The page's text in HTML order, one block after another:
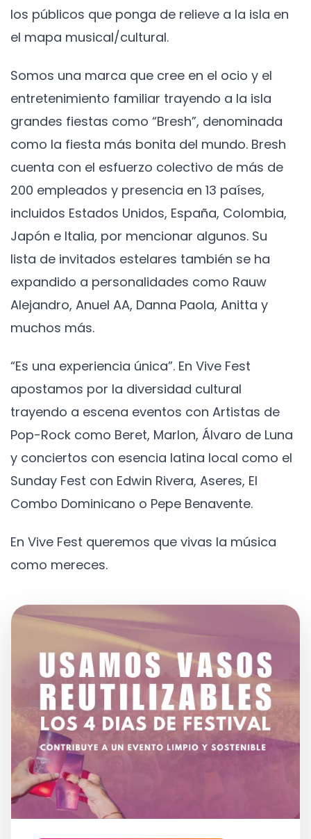
los públicos que ponga de relieve a la isla en
el mapa musical/cultural.
Somos una marca que cree en el ocio y el
entretenimiento familiar trayendo a la isla
grandes fiestas como “Bresh”, denominada
como la fiesta más bonita del mundo. Bresh
cuenta con el esfuerzo colectivo de más de
200 empleados y presencia en 13 países,
incluidos Estados Unidos, España, Colombia,
Japón e Italia, por mencionar algunos. Su
lista de invitados estelares también se ha
expandido a personalidades como Rauw
Alejandro, Anuel AA, Danna Paola, Anitta y
muchos más.
“Es una experiencia única”. En Vive Fest
apostamos por la diversidad cultural
trayendo a escena eventos con Artistas de
Pop-Rock como Beret, Marlon, Álvaro de Luna
y conciertos con esencia latina local como el
Sunday Fest con Edwin Rivera, Aseres, El
Combo Dominicano o Pepe Benavente.
En Vive Fest queremos que vivas la música
como mereces.